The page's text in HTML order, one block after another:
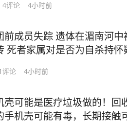
4评论 4小时前
前成员失踪 遗体在湄南河
死者家属对是否为自杀持怀
评论 4小时前
壳可能是医疗垃圾做的！回
手机壳可能有毒，长期接触